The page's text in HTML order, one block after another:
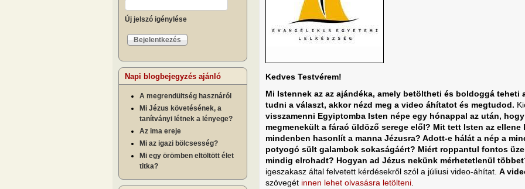
Kedves Testvérem!
Mi Istennek az az ajándéka, amely betöltheti és boldoggá teheti
tudni a választ, akkor nézd meg a video áhítatot és megtudod.
visszamenni Egyiptomba Isten népe egy hónappal az után,
megmenekült a fáraó üldöző serege elől? Mit tett Isten az
mindenben hasonlít a manna Jézusra? Adott-e hálát a nép a
potyogó sült galambok sokaságáért? Miért roppantul fontos
mindig elrohadt? Hogyan ad Jézus nekünk mérhetetlenül
igeszakasz által felvetett kérdésekről szól a júliusi video-áhítat. A
szövegét innen lehet olvasásra letölteni
Új jelszó igénylése
Napi blogbejegyzés ajánló
A megrendültség hasznáról
Mi Jézus követésének, a
tanítványi létnek a lényege?
Az ima ereje
Mi az igazi bölcsesség?
Mi egy örömben eltöltött élet
titka?